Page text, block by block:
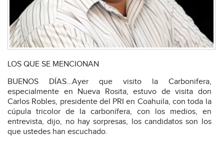
LOS QUE SE MENCIONAN
BUENOS DÍAS…Ayer que visito la Carbonifera,
especialmente en Nueva Rosita, estuvo de visita don
Carlos Robles, presidente del PRI en Coahuila, con toda la
cúpula tricolor de la carbonífera, con los medios, en
entrevista, dijo, no hay sorpresas, los candidatos son los
que ustedes han escuchado.